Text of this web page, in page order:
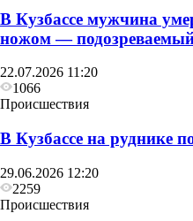
В Кузбассе мужчина
ножом —
22.07.2026 11:20
1066
Происшествия
В Кузбассе на руднике
29.06.2026 12:20
2259
Происшествия